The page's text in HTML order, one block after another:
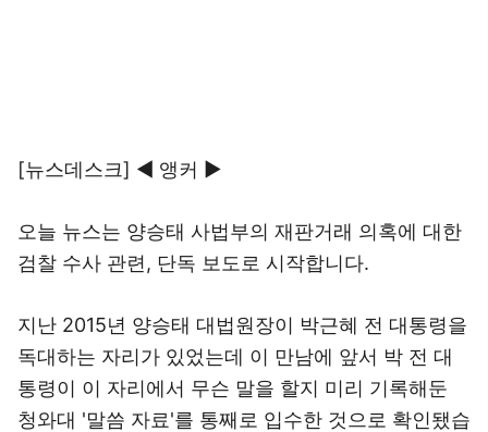
[뉴스데스크] ◀ 앵커 ▶
오늘 뉴스는 양승태 사법부의 재판거래 의혹에 대한
검찰 수사 관련, 단독 보도로 시작합니다.
지난 2015년 양승태 대법원장이 박근혜 전 대통령을
독대하는 자리가 있었는데 이 만남에 앞서 박 전 대
통령이 이 자리에서 무슨 말을 할지 미리 기록해둔
청와대 '말씀 자료'를 통째로 입수한 것으로 확인됐습